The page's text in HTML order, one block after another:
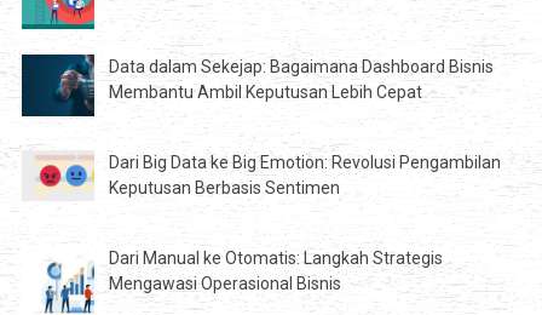
Data dalam Sekejap: Bagaimana Dashboard Bisnis
Membantu Ambil Keputusan Lebih Cepat
Dari Big Data ke Big Emotion: Revolusi Pengambilan
Keputusan Berbasis Sentimen
Dari Manual ke Otomatis: Langkah Strategis
Mengawasi Operasional Bisnis